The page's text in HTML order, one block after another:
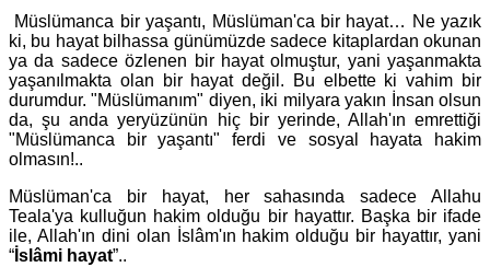
Müslümanca bir yaşantı, Müslüman'ca bir hayat… Ne yazık
ki, bu hayat bilhassa günümüzde sadece kitaplardan okunan
ya da sadece özlenen bir hayat olmuştur, yani yaşanmakta
yaşanılmakta olan bir hayat değil. Bu elbette ki vahim bir
durumdur. "Müslümanım" diyen, iki milyara yakın İnsan olsun
da, şu anda yeryüzünün hiç bir yerinde, Allah'ın emrettiği
"Müslümanca bir yaşantı" ferdi ve sosyal hayata hakim
olmasın!..
Müslüman'ca bir hayat, her sahasında sadece Allahu
Teala'ya kulluğun hakim olduğu bir hayattır. Başka bir ifade
ile, Allah'ın dini olan İslâm'ın hakim olduğu bir hayattır, yani
“ İslâmi hayat”..